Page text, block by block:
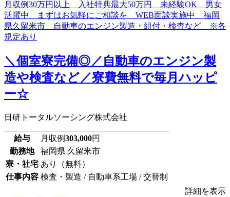
＼個室寮完備◎／自動車のエンジン製
造や検査など／寮費無料で毎月ハッピ
ー☆
日研トータルソーシング株式会社
給与 月収例303,000円
勤務地
福岡県 久留米市
寮・社宅 あり（無料）
仕事内容 検査・製造 / 自動車系工場 / 交替制
詳細を表示